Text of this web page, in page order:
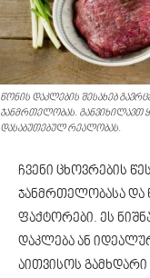
წონის დაკლების შესახებ
ჯანმრთელობას. განვიხილავთ
დასაბუთებულ რეალობას.
ჩვენი ცხოვრების
ჯანმრთელობასა და
ფაქტორები. ეს
დაკლება ან
აითვისოს გამხდარი